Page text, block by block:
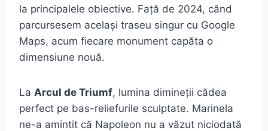
la principalele obiective. Față de 2024, când
parcursesem același traseu singur cu Google
Maps, acum fiecare monument capăta o
dimensiune nouă.
La Arcul de Triumf, lumina dimineții cădea
perfect pe bas-reliefurile sculptate. Marinela
ne-a amintit că Napoleon nu a văzut niciodată